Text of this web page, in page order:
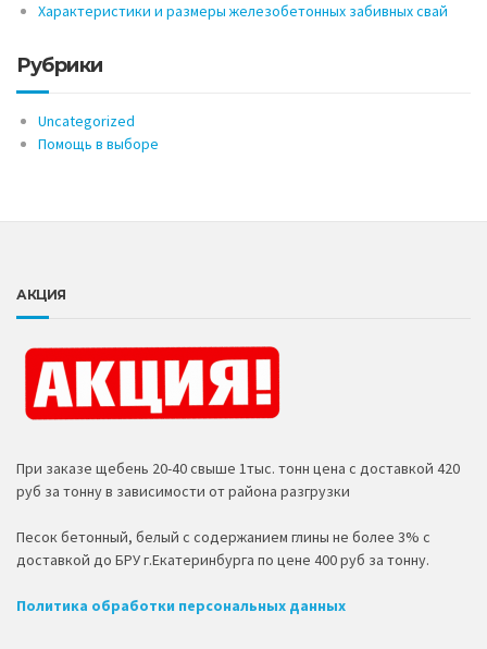
Характеристики и размеры железобетонных забивных свай
Рубрики
Uncategorized
Помощь в выборе
АКЦИЯ
При заказе щебень 20-40 свыше 1тыс. тонн цена с доставкой 420
руб за тонну в зависимости от района разгрузки
Песок бетонный, белый с содержанием глины не более 3% с
доставкой до БРУ г.Екатеринбурга по цене 400 руб за тонну.
Политика обработки персональных данных